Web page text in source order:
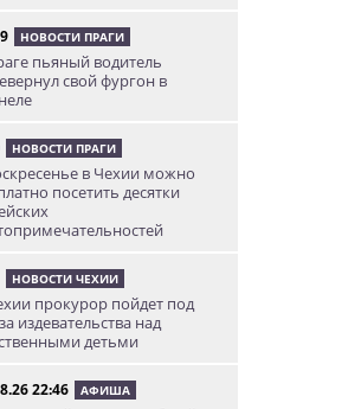
НОВОСТИ ПРАГИ
пьяный водитель
свой фургон в
НОВОСТИ ПРАГИ
в Чехии можно
посетить десятки
НОВОСТИ ЧЕХИИ
прокурор пойдет под
издевательства над
детьми
22:46 АФИША